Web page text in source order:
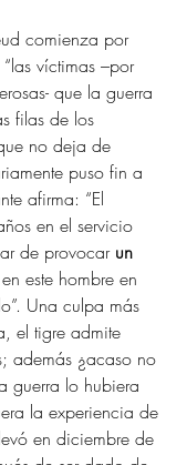
comienza por
víctimas –por
que la guerra
filas de los
no deja de
puso fin a
afirma: “El
en el servicio
de provocar un
en este hombre en
Una culpa más
el tigre admite
además ¿acaso no
guerra lo hubiera
la experiencia de
en diciembre de